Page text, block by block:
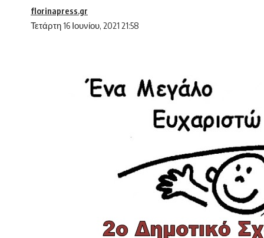
Τετάρτη 16 Ιουνίου, 2021 21:58
florinapress.gr